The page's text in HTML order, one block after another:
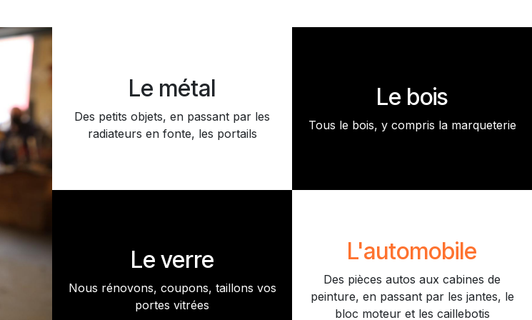
Le métal
Des petits objets, en passant par les
radiateurs en fonte, les portails
Le bois
Tous le bois, y compris la marqueterie
Le verre
Nous rénovons, coupons, taillons vos
portes vitrées
L'automobile
Des pièces autos aux cabines de
peinture, en passant par les jantes, le
bloc moteur et les caillebotis